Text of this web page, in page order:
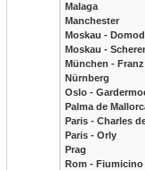
Malaga
Manchester
Moskau -
Moskau -
München -
Nürnberg
Oslo -
Palma de
Paris - Charles
Paris - Orly
Prag
Rom - Fiumicino